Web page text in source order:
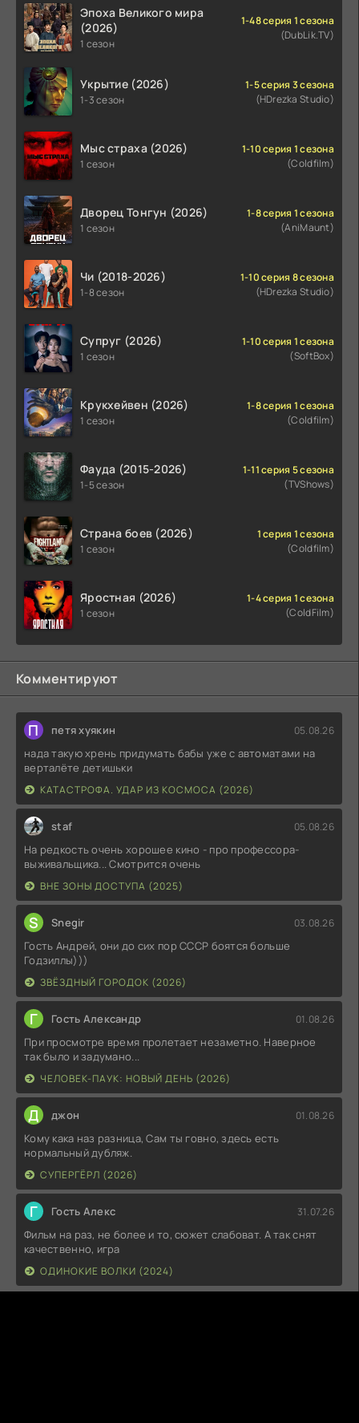
Эпоха Великого мира
(2026)
1 сезон
1-48 серия 1 сезона
(DubLik.TV)
Укрытие (2026)
1-3 сезон
1-5 серия 3 сезона
(HDrezka Studio)
Мыс страха (2026)
1 сезон
1-10 серия 1 сезона
(Coldfilm)
Дворец Тонгун (2026)
1 сезон
1-8 серия 1 сезона
(AniMaunt)
Чи (2018-2026)
1-8 сезон
1-10 серия 8 сезона
(HDrezka Studio)
Супруг (2026)
1 сезон
1-10 серия 1 сезона
(SoftBox)
Крукхейвен (2026)
1 сезон
1-8 серия 1 сезона
(Coldfilm)
Фауда (2015-2026)
1-5 сезон
1-11 серия 5 сезона
(TVShows)
Страна боев (2026)
1 сезон
1 серия 1 сезона
(Coldfilm)
Яростная (2026)
1 сезон
1-4 серия 1 сезона
(ColdFilm)
Комментируют
П петя хуякин 05.08.26
нада такую хрень придумать бабы уже с автоматами на
верталёте детишьки
КАТАСТРОФА. УДАР ИЗ КОСМОСА (2026)
staf 05.08.26
На редкость очень хорошее кино - про профессора-
выживальщика... Смотрится очень
ВНЕ ЗОНЫ ДОСТУПА (2025)
S Snegir 03.08.26
Гость Андрей, они до сих пор СССР боятся больше
Годзиллы)))
ЗВЁЗДНЫЙ ГОРОДОК (2026)
Г Гость Александр 01.08.26
При просмотре время пролетает незаметно. Наверное
так было и задумано...
ЧЕЛОВЕК-ПАУК: НОВЫЙ ДЕНЬ (2026)
Д джон 01.08.26
Кому кака наз разница, Сам ты говно, здесь есть
нормальный дубляж.
СУПЕРГЁРЛ (2026)
Г Гость Алекс 31.07.26
Фильм на раз, не более и то, сюжет слабоват. А так снят
качественно, игра
ОДИНОКИЕ ВОЛКИ (2024)